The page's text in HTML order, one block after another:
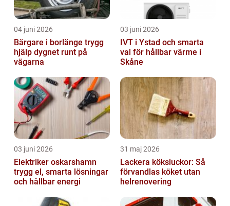
04 juni 2026
Bärgare i borlänge trygg
hjälp dygnet runt på
vägarna
03 juni 2026
IVT i Ystad och smarta
val för hållbar värme i
Skåne
03 juni 2026
Elektriker oskarshamn
trygg el, smarta lösningar
och hållbar energi
31 maj 2026
Lackera köksluckor: Så
förvandlas köket utan
helrenovering